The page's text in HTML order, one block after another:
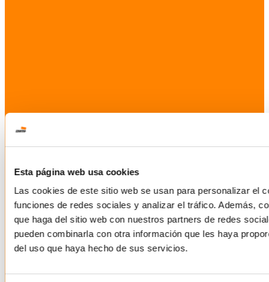
Esta página web usa cookies
Las cookies de este sitio web se usan para personalizar el
funciones de redes sociales y analizar el tráfico. Además,
que haga del sitio web con nuestros partners de redes
pueden combinarla con otra información que les haya
del uso que haya hecho de sus servicios.